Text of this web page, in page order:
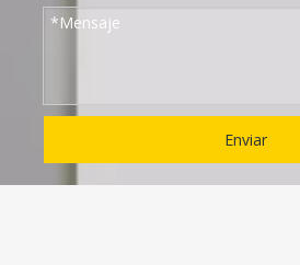
Enviar